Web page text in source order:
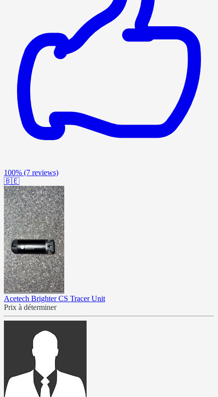
100% (7 reviews)
🇧🇪
Acetech Brighter CS Tracer Unit
Prix à déterminer